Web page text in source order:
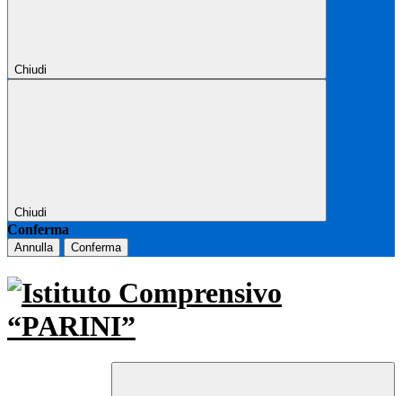
Chiudi
Chiudi
Conferma
Annulla Conferma